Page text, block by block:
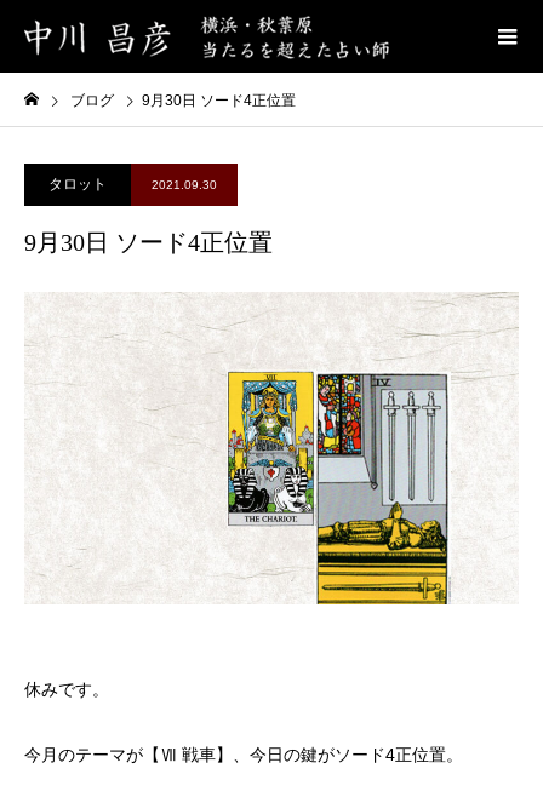
ブログ 9月30日 ソード4正位置
タロット 2021.09.30
9月30日 ソード4正位置
休みです。
今月のテーマが【Ⅶ 戦車】、今日の鍵がソード4正位置。